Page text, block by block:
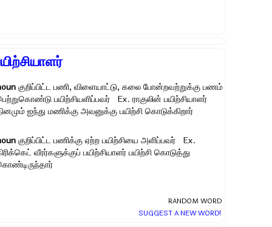
குறிப்பிட்ட பணி, விளையாட்டு, கலை போன்றவற்றுக்கு பணம்
பயிற்சியளிப்பவர் Ex. ராகுலின் பயிற்சியாளர்
ஐந்து மணிக்கு அவனுக்கு பயிற்சி கொடுக்கிறார்
குறிப்பிட்ட பணிக்கு ஏற்ற பயிற்சியை அளிப்பவர் Ex.
வீரர்களுக்குப் பயிற்சியாளர் பயிற்சி கொடுத்து
RANDOM WORD
SUGGEST A NEW WORD!